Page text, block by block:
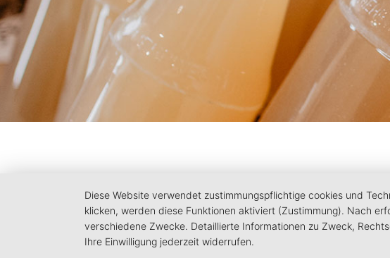
bitte
Diese Website verwendet zustimmungspflichtige cookies und
klicken, werden diese Funktionen aktiviert (Zustimmung). Nach
verschiedene Zwecke. Detaillierte Informationen zu Zweck,
Ihre Einwilligung jederzeit widerrufen.